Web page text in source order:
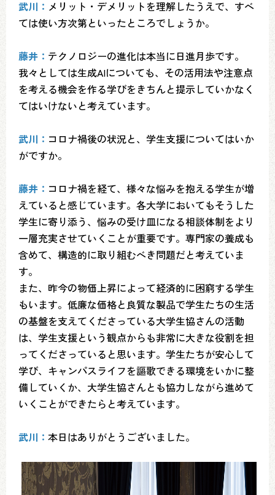
武川： メリット・デメリットを理解したうえで、すべ
ては使い方次第といったところでしょうか。
藤井： テクノロジーの進化は本当に日進月歩です。
我々としては生成AIについても、その活用法や注意点
を考える機会を作る学びをきちんと提示していかなく
てはいけないと考えています。
武川： コロナ禍後の状況と、学生支援についてはいか
がですか。
藤井： コロナ禍を経て、様々な悩みを抱える学生が増
えていると感じています。各大学においてもそうした
学生に寄り添う、悩みの受け皿になる相談体制をより
一層充実させていくことが重要です。専門家の養成も
含めて、構造的に取り組むべき問題だと考えていま
す。
また、昨今の物価上昇によって経済的に困窮する学生
もいます。低廉な価格と良質な製品で学生たちの生活
の基盤を支えてくださっている大学生協さんの活動
は、学生支援という観点からも非常に大きな役割を担
ってくださっていると思います。学生たちが安心して
学び、キャンパスライフを謳歌できる環境をいかに整
備していくか、大学生協さんとも協力しながら進めて
いくことができたらと考えています。
武川： 本日はありがとうございました。